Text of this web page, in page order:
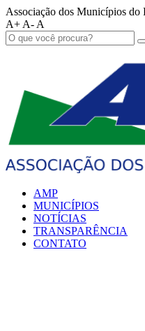
Associação dos Municípios do
A+ A- A
AMP
MUNICÍPIOS
NOTÍCIAS
TRANSPARÊNCIA
CONTATO